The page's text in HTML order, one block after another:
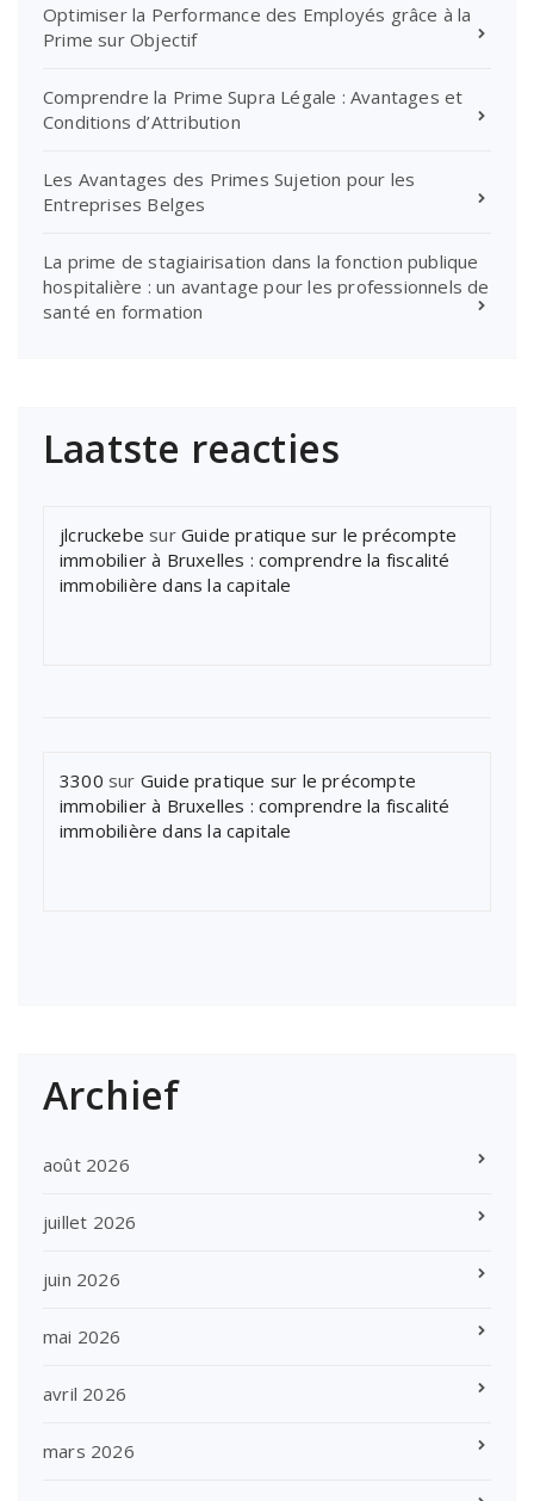
Optimiser la Performance des Employés grâce à la
Prime sur Objectif
Comprendre la Prime Supra Légale : Avantages et
Conditions d’Attribution
Les Avantages des Primes Sujetion pour les
Entreprises Belges
La prime de stagiairisation dans la fonction publique
hospitalière : un avantage pour les professionnels de
santé en formation
Laatste reacties
jlcruckebe sur Guide pratique sur le précompte
immobilier à Bruxelles : comprendre la fiscalité
immobilière dans la capitale
3300 sur Guide pratique sur le précompte
immobilier à Bruxelles : comprendre la fiscalité
immobilière dans la capitale
Archief
août 2026
juillet 2026
juin 2026
mai 2026
avril 2026
mars 2026